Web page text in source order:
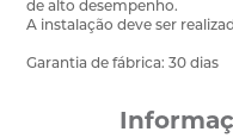
de alto desempenho.
A instalação deve ser
Garantia de fábrica: 30 dias